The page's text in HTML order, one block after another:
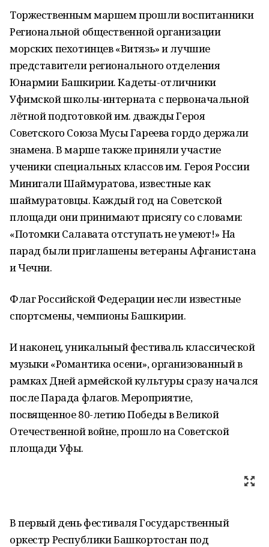
Торжественным маршем прошли воспитанники
Региональной общественной организации
морских пехотинцев «Витязь» и лучшие
представители регионального отделения
Юнармии Башкирии. Кадеты-отличники
Уфимской школы-интерната с первоначальной
лётной подготовкой им. дважды Героя
Советского Союза Мусы Гареева гордо держали
знамена. В марше также приняли участие
ученики специальных классов им. Героя России
Минигали Шаймуратова, известные как
шаймуратовцы. Каждый год на Советской
площади они принимают присягу со словами:
«Потомки Салавата отступать не умеют!» На
парад были приглашены ветераны Афганистана
и Чечни.
Флаг Российской Федерации несли известные
спортсмены, чемпионы Башкирии.
И наконец, уникальный фестиваль классической
музыки «Романтика осени», организованный в
рамках Дней армейской культуры сразу начался
после Парада флагов. Мероприятие,
посвященное 80-летию Победы в Великой
Отечественной войне, прошло на Советской
площади Уфы.
В первый день фестиваля Государственный
оркестр Республики Башкортостан под